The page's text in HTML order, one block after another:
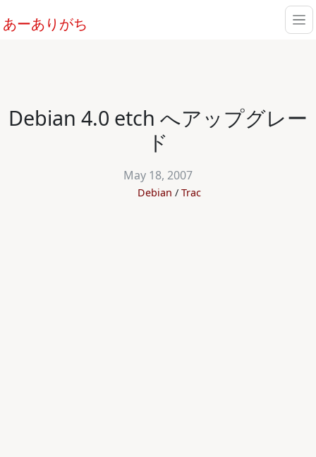
あーありがち
Debian 4.0 etch へアップグレー
ド
May 18, 2007
Debian Trac